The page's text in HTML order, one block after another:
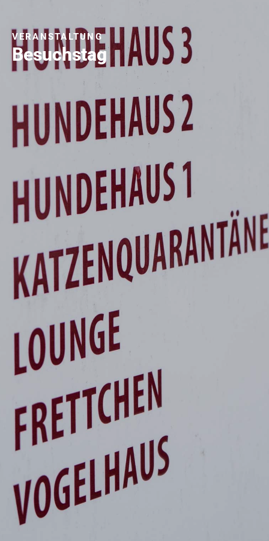
Besuchstag
VERANSTALTUNG